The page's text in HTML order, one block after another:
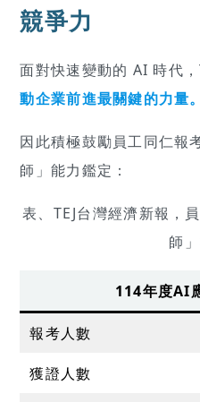
競爭力
面對快速變動的 AI 時代，
動企業前進最關鍵的力量。
因此積極鼓勵員工同仁報
師」能力鑑定：
表、TEJ台灣經濟新報，
師
114年度AI
報考人數
獲證人數